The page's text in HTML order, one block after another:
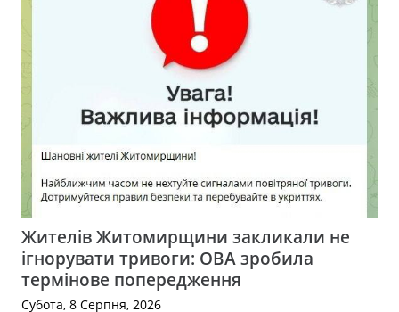
Жителів Житомирщини закликали не
ігнорувати тривоги: ОВА зробила
термінове попередження
Субота, 8 Серпня, 2026